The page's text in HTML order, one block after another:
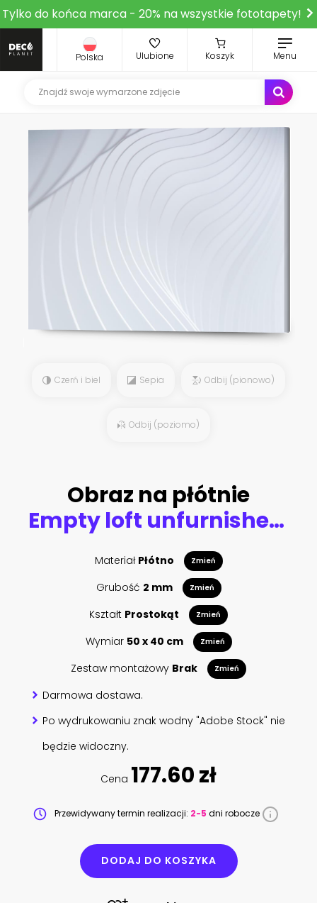
Tylko do końca marca - 20% na wszystkie fototapety!
Polska Ulubione Koszyk Menu
Czerń i biel Sepia Odbij (pionowo)
Odbij (poziomo)
Obraz na płótnie
Empty loft unfurnished contemporary interior office with city skyline and buildings city from glass window .
Materiał Płótno Zmień
Grubość 2 mm Zmień
Kształt Prostokąt Zmień
Wymiar 50 x 40 cm Zmień
Zestaw montażowy Brak Zmień
Darmowa dostawa.
Po wydrukowaniu znak wodny "Adobe Stock" nie
będzie widoczny.
Cena 177.60 zł
Przewidywany termin realizacji: 2-5 dni robocze
DODAJ DO KOSZYKA